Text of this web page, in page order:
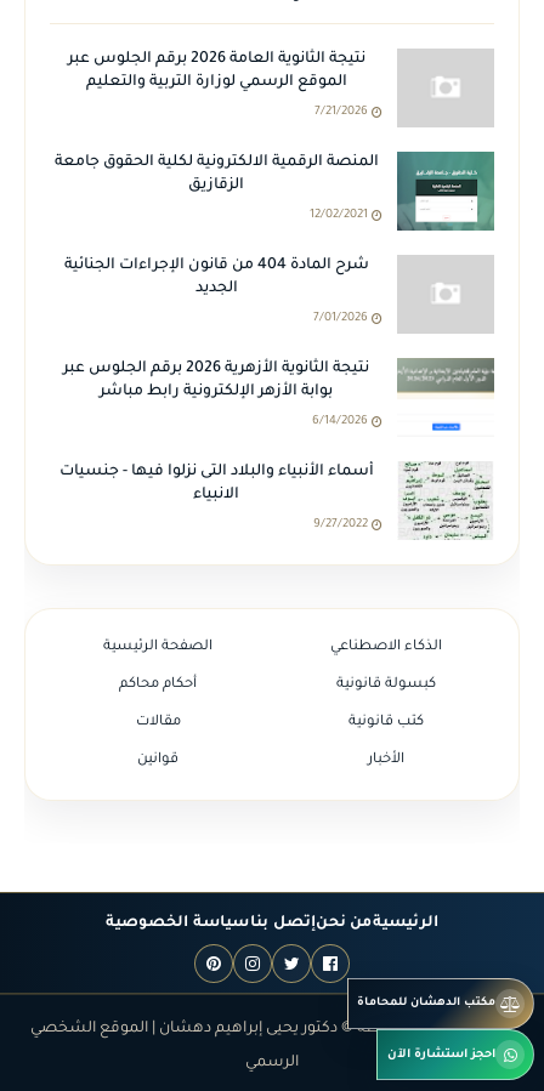
نتيجة الثانوية العامة 2026 برقم الجلوس عبر
الموقع الرسمي لوزارة التربية والتعليم
7/21/2026
المنصة الرقمية الالكترونية لكلية الحقوق جامعة
الزقازيق
12/02/2021
شرح المادة 404 من قانون الإجراءات الجنائية
الجديد
7/01/2026
نتيجة الثانوية الأزهرية 2026 برقم الجلوس عبر
بوابة الأزهر الإلكترونية رابط مباشر
6/14/2026
أسماء الأنبياء والبلاد التى نزلوا فيها - جنسيات
الانبياء
9/27/2022
الصفحة الرئيسية الذكاء الاصطناعي
أحكام محاكم كبسولة قانونية
مقالات كتب قانونية
قوانين الأخبار
الرئيسيةمن نحنإتصل بناسياسة الخصوصية
جميع الحقوق محفوظة © دكتور يحيى إبراهيم دهشان | الموقع الشخصي
الرسمي
مكتب الدهشان للمحاماة
احجز استشارة الآن